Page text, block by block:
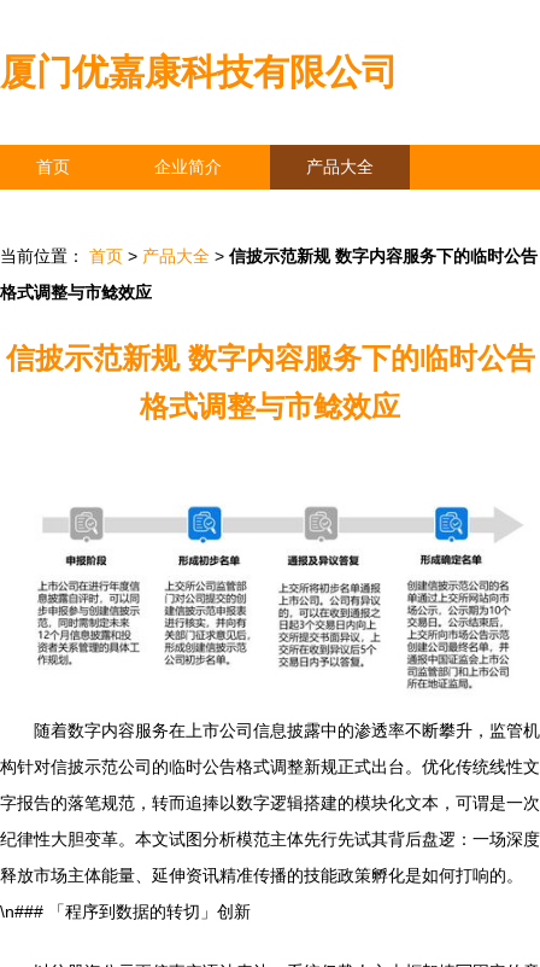
厦门优嘉康科技有限公司
首页 企业简介 产品大全
当前位置： 首页 > 产品大全 > 信披示范新规 数字内容服务下的临时公告
格式调整与市鲶效应
信披示范新规 数字内容服务下的临时公告
格式调整与市鲶效应
随着数字内容服务在上市公司信息披露中的渗透率不断攀升，监管机
构针对信披示范公司的临时公告格式调整新规正式出台。优化传统线性文
字报告的落笔规范，转而追捧以数字逻辑搭建的模块化文本，可谓是一次
纪律性大胆变革。本文试图分析模范主体先行先试其背后盘逻：一场深度
释放市场主体能量、延伸资讯精准传播的技能政策孵化是如何打响的。
\n### 「程序到数据的转切」创新